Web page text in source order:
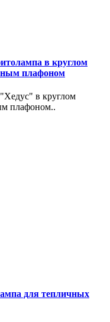
в круглом
плафоном
в круглом
плафоном..
для тепличных